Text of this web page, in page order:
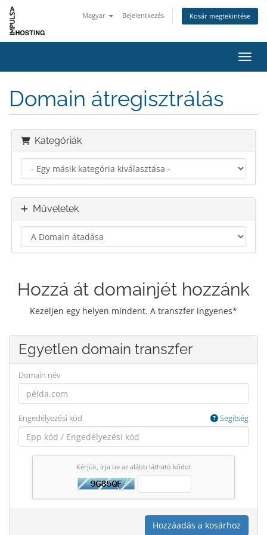
Magyar Bejelentkezés Kosár megtekintése
Domain átregisztrálás
Kategóriák
Műveletek
Hozzá át domainjét hozzánk
Kezeljen egy helyen mindent. A transzfer ingyenes*
Egyetlen domain transzfer
Domain név
Engedélyezési kód Segítség
Kérjük, írja be az alább látható kódot
Hozzáadás a kosárhoz